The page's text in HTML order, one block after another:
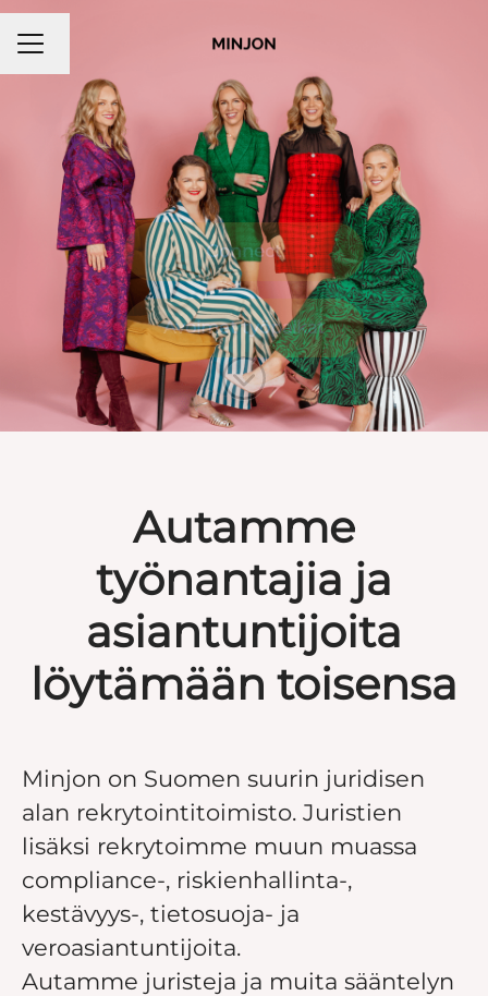
Uravalikko
Vaihda kieli
Connect
Avoimet työpaikat
Siirry sisältöön
Autamme
työnantajia ja
asiantuntijoita
löytämään toisensa
Minjon on Suomen suurin juridisen
alan rekrytointitoimisto. Juristien
lisäksi rekrytoimme muun muassa
compliance-, riskienhallinta-,
kestävyys-, tietosuoja- ja
veroasiantuntijoita.
Autamme juristeja ja muita sääntelyn